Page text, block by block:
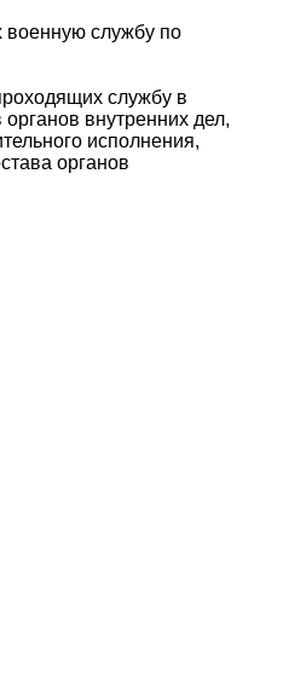
службу по
службу в
внутренних дел,
исполнения,
органов